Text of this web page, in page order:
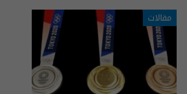
مقالات